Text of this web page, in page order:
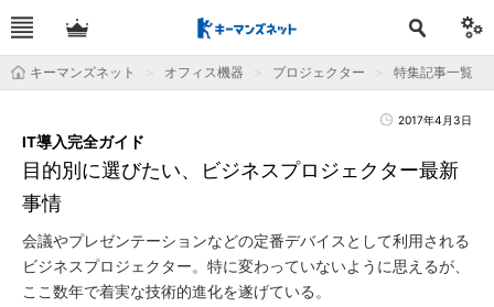
キーマンズネット オフィス機器 プロジェクター 特集記事一覧
2017年4月3日
目的別に選びたい、ビジネスプロジェクター最新
事情
IT導入完全ガイド
会議やプレゼンテーションなどの定番デバイスとして利用される
ビジネスプロジェクター。特に変わっていないように思えるが、
ここ数年で着実な技術的進化を遂げている。